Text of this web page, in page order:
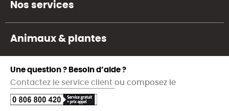
Nos services
Animaux & plantes
Une question ? Besoin d’aide ?
Contactez le service client ou composez le